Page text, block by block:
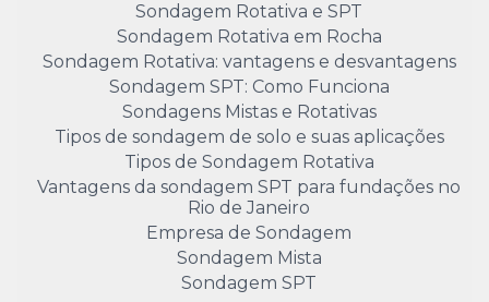
Sondagem Rotativa e SPT
Sondagem Rotativa em Rocha
Sondagem Rotativa: vantagens e desvantagens
Sondagem SPT: Como Funciona
Sondagens Mistas e Rotativas
Tipos de sondagem de solo e suas aplicações
Tipos de Sondagem Rotativa
Vantagens da sondagem SPT para fundações no
Rio de Janeiro
Empresa de Sondagem
Sondagem Mista
Sondagem SPT